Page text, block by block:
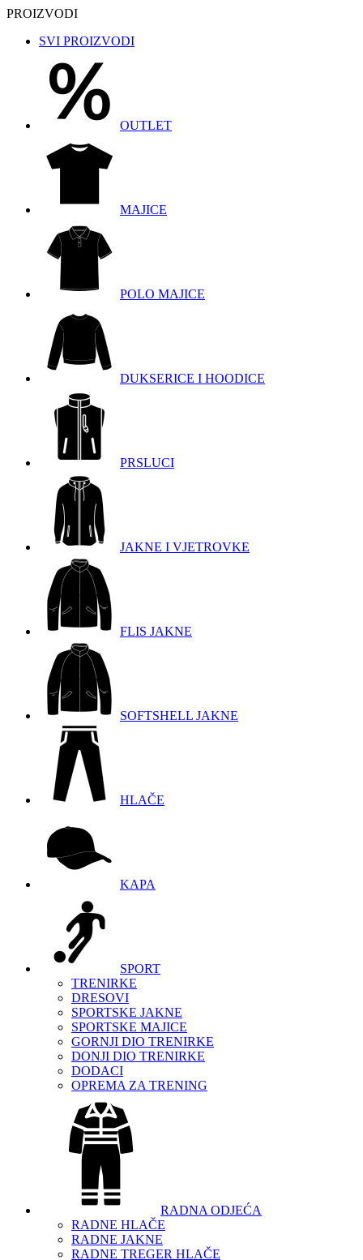
PROIZVODI
SVI PROIZVODI
OUTLET
MAJICE
POLO MAJICE
DUKSERICE I HOODICE
PRSLUCI
JAKNE I VJETROVKE
FLIS JAKNE
SOFTSHELL JAKNE
HLAČE
KAPA
SPORT
TRENIRKE
DRESOVI
SPORTSKE JAKNE
SPORTSKE MAJICE
GORNJI DIO TRENIRKE
DONJI DIO TRENIRKE
DODACI
OPREMA ZA TRENING
RADNA ODJEĆA
RADNE HLAČE
RADNE JAKNE
RADNE TREGER HLAČE